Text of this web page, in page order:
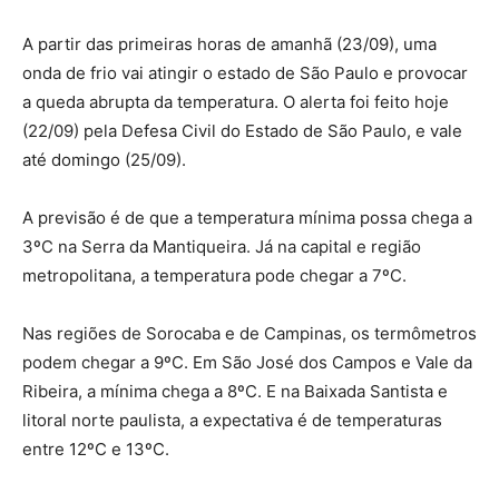
A partir das primeiras horas de amanhã (23/09), uma
onda de frio vai atingir o estado de São Paulo e provocar
a queda abrupta da temperatura. O alerta foi feito hoje
(22/09) pela Defesa Civil do Estado de São Paulo, e vale
até domingo (25/09).
A previsão é de que a temperatura mínima possa chega a
3ºC na Serra da Mantiqueira. Já na capital e região
metropolitana, a temperatura pode chegar a 7ºC.
Nas regiões de Sorocaba e de Campinas, os termômetros
podem chegar a 9ºC. Em São José dos Campos e Vale da
Ribeira, a mínima chega a 8ºC. E na Baixada Santista e
litoral norte paulista, a expectativa é de temperaturas
entre 12ºC e 13ºC.